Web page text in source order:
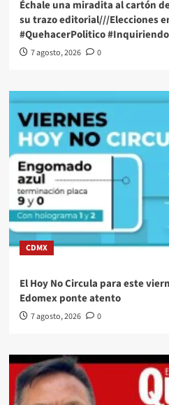
Échale una miradita al cartón
su trazo editorial///Elecciones
#QuehacerPolitico
7 agosto, 2026 0
CDMX
El Hoy No Circula para este
Edomex ponte atento
7 agosto, 2026 0